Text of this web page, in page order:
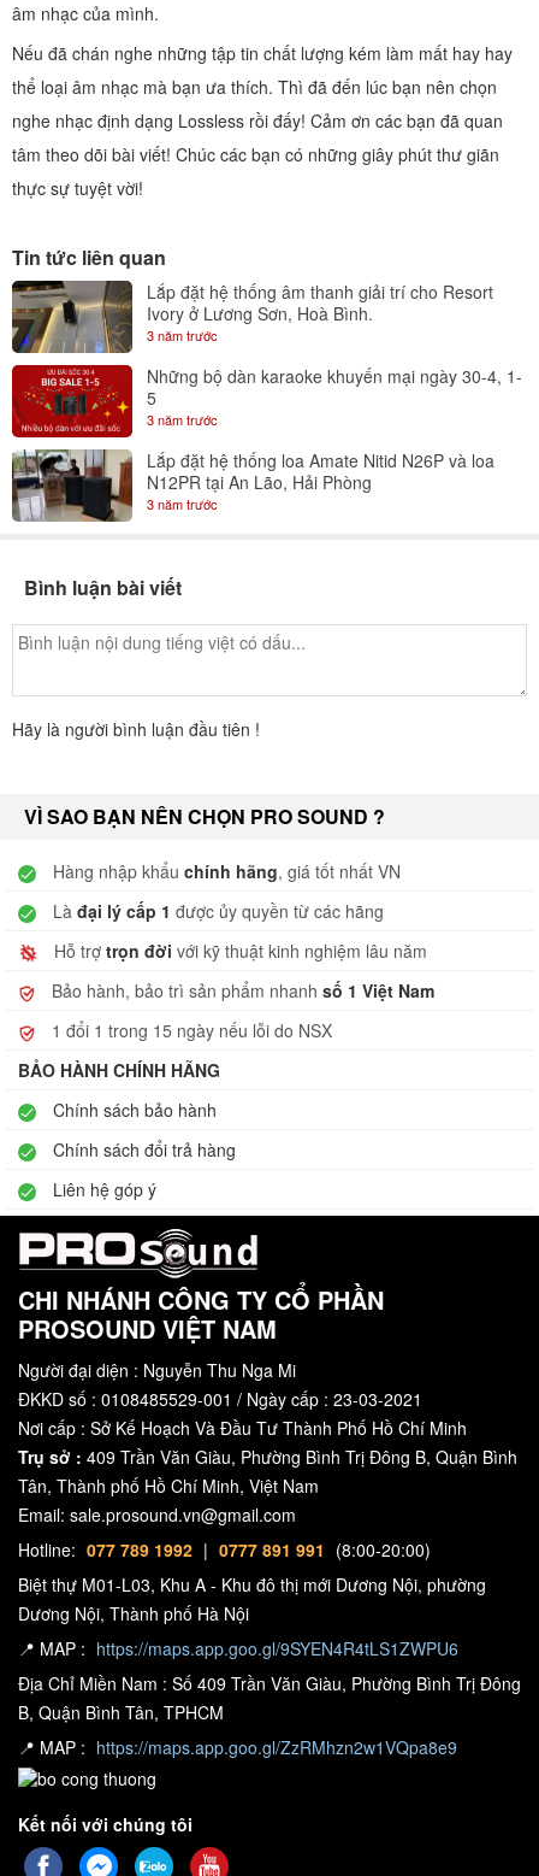
âm nhạc của mình.
Nếu đã chán nghe những tập tin chất lượng kém làm mất hay hay
thể loại âm nhạc mà bạn ưa thích. Thì đã đến lúc bạn nên chọn
nghe nhạc định dạng Lossless rồi đấy! Cảm ơn các bạn đã quan
tâm theo dõi bài viết! Chúc các bạn có những giây phút thư giãn
thực sự tuyệt vời!
Tin tức liên quan
Lắp đặt hệ thống âm thanh giải trí cho Resort
Ivory ở Lương Sơn, Hoà Bình.
3 năm trước
Những bộ dàn karaoke khuyến mại ngày 30-4, 1-
5
3 năm trước
Lắp đặt hệ thống loa Amate Nitid N26P và loa
N12PR tại An Lão, Hải Phòng
3 năm trước
Bình luận bài viết
Hãy là người bình luận đầu tiên !
VÌ SAO BẠN NÊN CHỌN PRO SOUND ?
Hàng nhập khẩu chính hãng, giá tốt nhất VN
Là đại lý cấp 1 được ủy quyền từ các hãng
Hỗ trợ trọn đời với kỹ thuật kinh nghiệm lâu năm
Bảo hành, bảo trì sản phẩm nhanh số 1 Việt Nam
1 đổi 1 trong 15 ngày nếu lỗi do NSX
BẢO HÀNH CHÍNH HÃNG
Chính sách bảo hành
Chính sách đổi trả hàng
Liên hệ góp ý
CHI NHÁNH CÔNG TY CỔ PHẦN
PROSOUND VIỆT NAM
Người đại diện : Nguyễn Thu Nga Mi
ĐKKD số : 0108485529-001 / Ngày cấp : 23-03-2021
Nơi cấp : Sở Kế Hoạch Và Đầu Tư Thành Phố Hồ Chí Minh
Trụ sở : 409 Trần Văn Giàu, Phường Bình Trị Đông B, Quận Bình
Tân, Thành phố Hồ Chí Minh, Việt Nam
Email: sale.prosound.vn@gmail.com
Hotline: 077 789 1992 | 0777 891 991 (8:00-20:00)
Biệt thự M01-L03, Khu A - Khu đô thị mới Dương Nội, phường
Dương Nội, Thành phố Hà Nội
📍 MAP : https://maps.app.goo.gl/9SYEN4R4tLS1ZWPU6
Địa Chỉ Miền Nam : Số 409 Trần Văn Giàu, Phường Bình Trị Đông
B, Quận Bình Tân, TPHCM
📍 MAP : https://maps.app.goo.gl/ZzRMhzn2w1VQpa8e9
Kết nối với chúng tôi